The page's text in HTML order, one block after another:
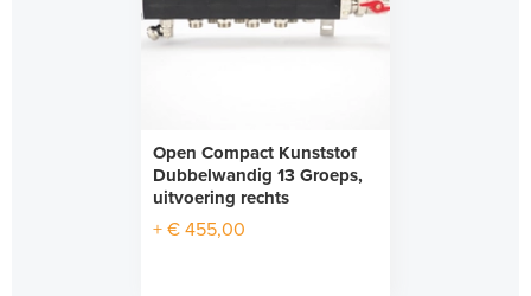
Open Compact Kunststof
Dubbelwandig 13 Groeps,
uitvoering rechts
+ € 455,00